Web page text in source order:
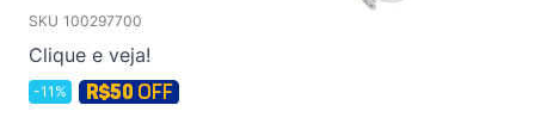
SKU 100297700
Clique e veja!
-11%